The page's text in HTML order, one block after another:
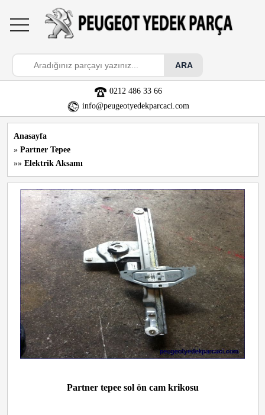
toggle
navigation
0212 486 33 66
info@peugeotyedekparcaci.com
Anasayfa
» Partner Tepee
»» Elektrik Aksamı
Partner tepee sol ön cam krikosu